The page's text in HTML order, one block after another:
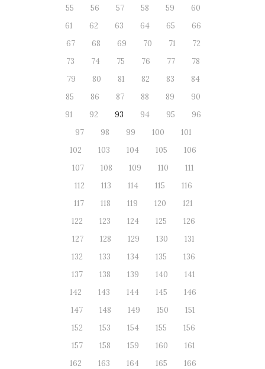
55
56 57 58 59
60
61
62 63 64 65
66
67
68 69 70 71
72
73
74 75 76 77
78
79
80 81 82 83
84
85
86 87 88 89
90
91
92 93 94 95
96
97
98 99 100
101
102
103 104 105
106
107
108 109 110
111
112
113 114 115
116
117
118 119 120
121
122
123 124 125
126
127
128 129 130
131
132
133 134 135
136
137
138 139 140
141
142
143 144 145
146
147
148 149 150
151
152
153 154 155
156
157
158 159 160
161
162
163 164 165
166